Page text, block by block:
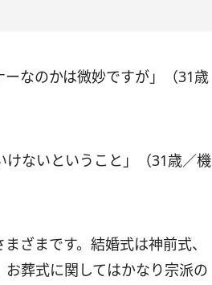
なのかは微妙ですが」（31歳
けないということ」（31歳／機
ざまです。結婚式は神前式、
葬式に関してはかなり宗派の